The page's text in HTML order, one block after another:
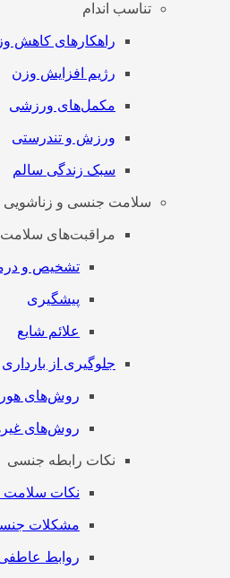
تناسب اندام
راهکارهای کاهش
رژیم افزایش وزن
مکمل‌های ورزشی
ورزش و تندرستی
سبک زندگی سالم
سلامت جنسی و زناشویی
مراقبت‌های
تشخیص و
پیشگیری
علائم شایع
جلوگیری از بارداری
روش‌های
روش‌های
نکات رابطه جنسی
نکات
مشکلات
روابط